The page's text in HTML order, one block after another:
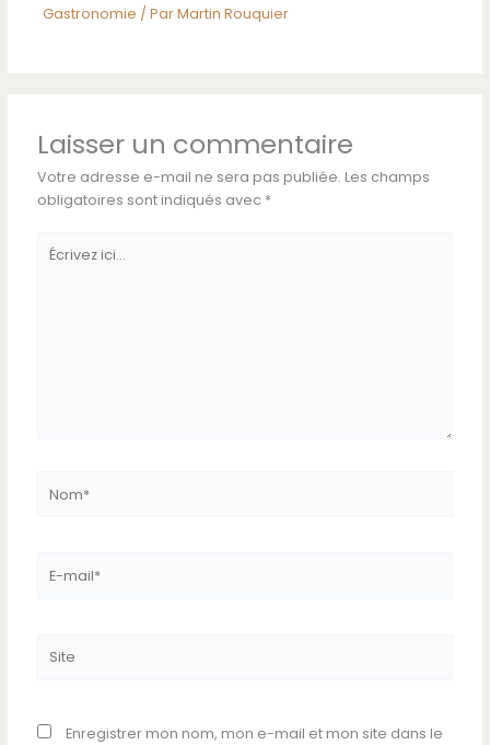
Gastronomie / ParMartin Rouquier
Laisser un commentaire
Votre adresse e-mail ne sera pas publiée. Les champs
obligatoires sont indiqués avec *
Écrivez
ici…
mail*
Enregistrer mon nom, mon e-mail et mon site dans le